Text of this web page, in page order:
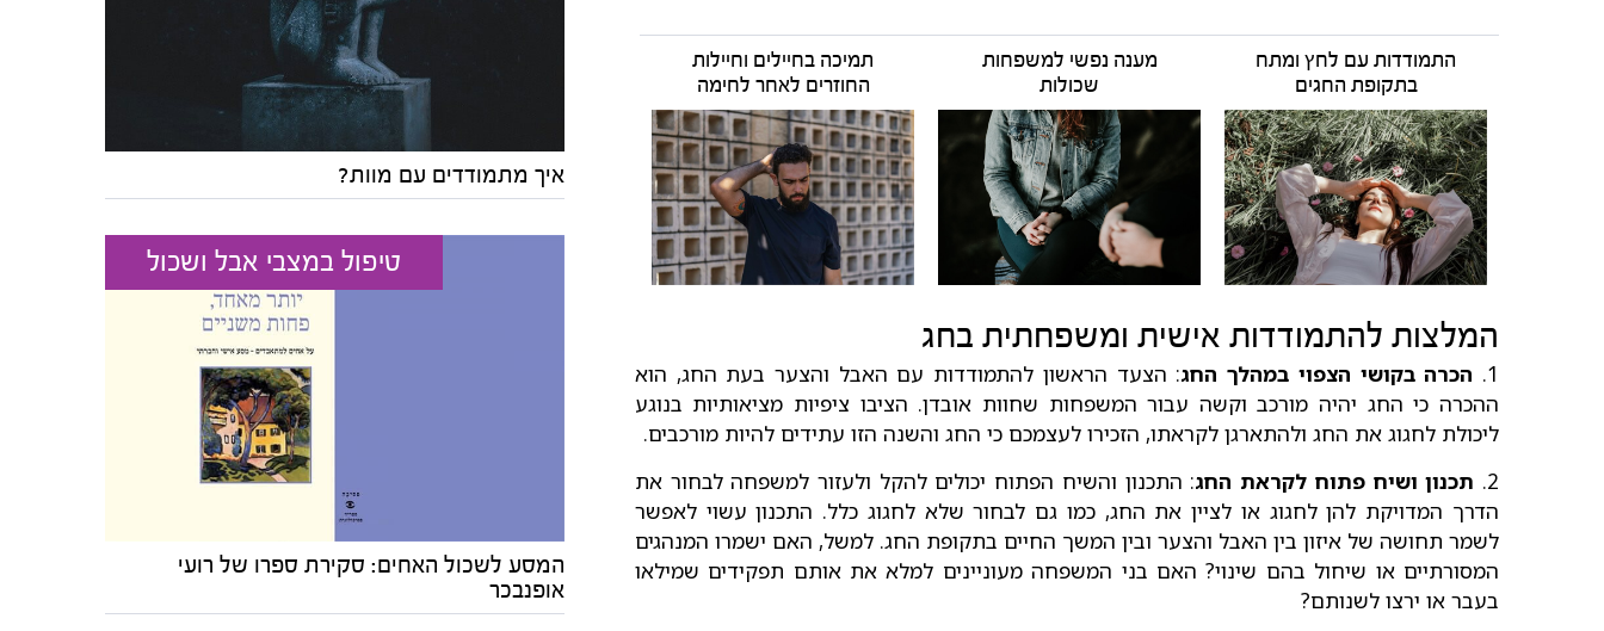
התמודדות עם לחץ ומתח
בתקופת החגים
מענה נפשי למשפחות
שכולות
תמיכה בחיילים וחיילות
החוזרים לאחר לחימה
המלצות להתמודדות אישית ומשפחתית בחג
1. הכרה בקושי הצפוי במהלך החג: הצעד הראשון להתמודדות עם האבל והצער בעת החג, הוא
ההכרה כי החג יהיה מורכב וקשה עבור המשפחות שחוות אובדן. הציבו ציפיות מציאותיות בנוגע
ליכולת לחגוג את החג ולהתארגן לקראתו, הזכירו לעצמכם כי החג והשנה הזו עתידים להיות מורכבים.
2. תכנון ושיח פתוח לקראת החג: התכנון והשיח הפתוח יכולים להקל ולעזור למשפחה לבחור את
הדרך המדויקת להן לחגוג או לציין את החג, כמו גם לבחור שלא לחגוג כלל. התכנון עשוי לאפשר
לשמר תחושה של איזון בין האבל והצער ובין המשך החיים בתקופת החג. למשל, האם ישמרו המנהגים
המסורתיים או שיחול בהם שינוי? האם בני המשפחה מעוניינים למלא את אותם תפקידים שמילאו
בעבר או ירצו לשנותם?
איך מתמודדים עם מוות?
טיפול במצבי אבל ושכול
המסע לשכול האחים: סקירת ספרו של רועי
אופנבכר